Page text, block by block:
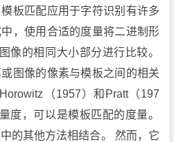
板匹配应用于字符识别有许多
，使用合适的度量将二进制形
像的相同大小部分进行比较。
图像的像素与模板之间的相关
（1957）和Pratt（197
度，可以是模板匹配的度量。
的其他方法相结合。 然而，它